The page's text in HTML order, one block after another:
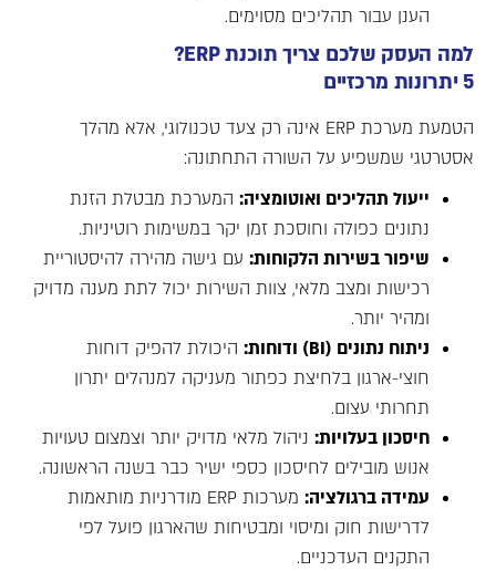
הענן עבור תהליכים מסוימים.
למה העסק שלכם צריך תוכנתERP?
5 יתרונות מרכזיים
הטמעת מערכת ERP אינה רק צעד טכנולוגי, אלא מהלך
אסטרטגי שמשפיע על השורה התחתונה:
ייעול תהליכים ואוטומציה: המערכת מבטלת הזנת
נתונים כפולה וחוסכת זמן יקר במשימות רוטיניות.
שיפור בשירות הלקוחות: עם גישה מהירה להיסטוריית
רכישות ומצב מלאי, צוות השירות יכול לתת מענה מדויק
ומהיר יותר.
ניתוח נתונים (BI) ודוחות: היכולת להפיק דוחות
חוצי-ארגון בלחיצת כפתור מעניקה למנהלים יתרון
תחרותי עצום.
חיסכון בעלויות: ניהול מלאי מדויק יותר וצמצום טעויות
אנוש מובילים לחיסכון כספי ישיר כבר בשנה הראשונה.
עמידה ברגולציה:
מערכות ERP מודרניות מותאמות
לדרישות חוק ומיסוי ומבטיחות שהארגון פועל לפי
התקנים העדכניים.